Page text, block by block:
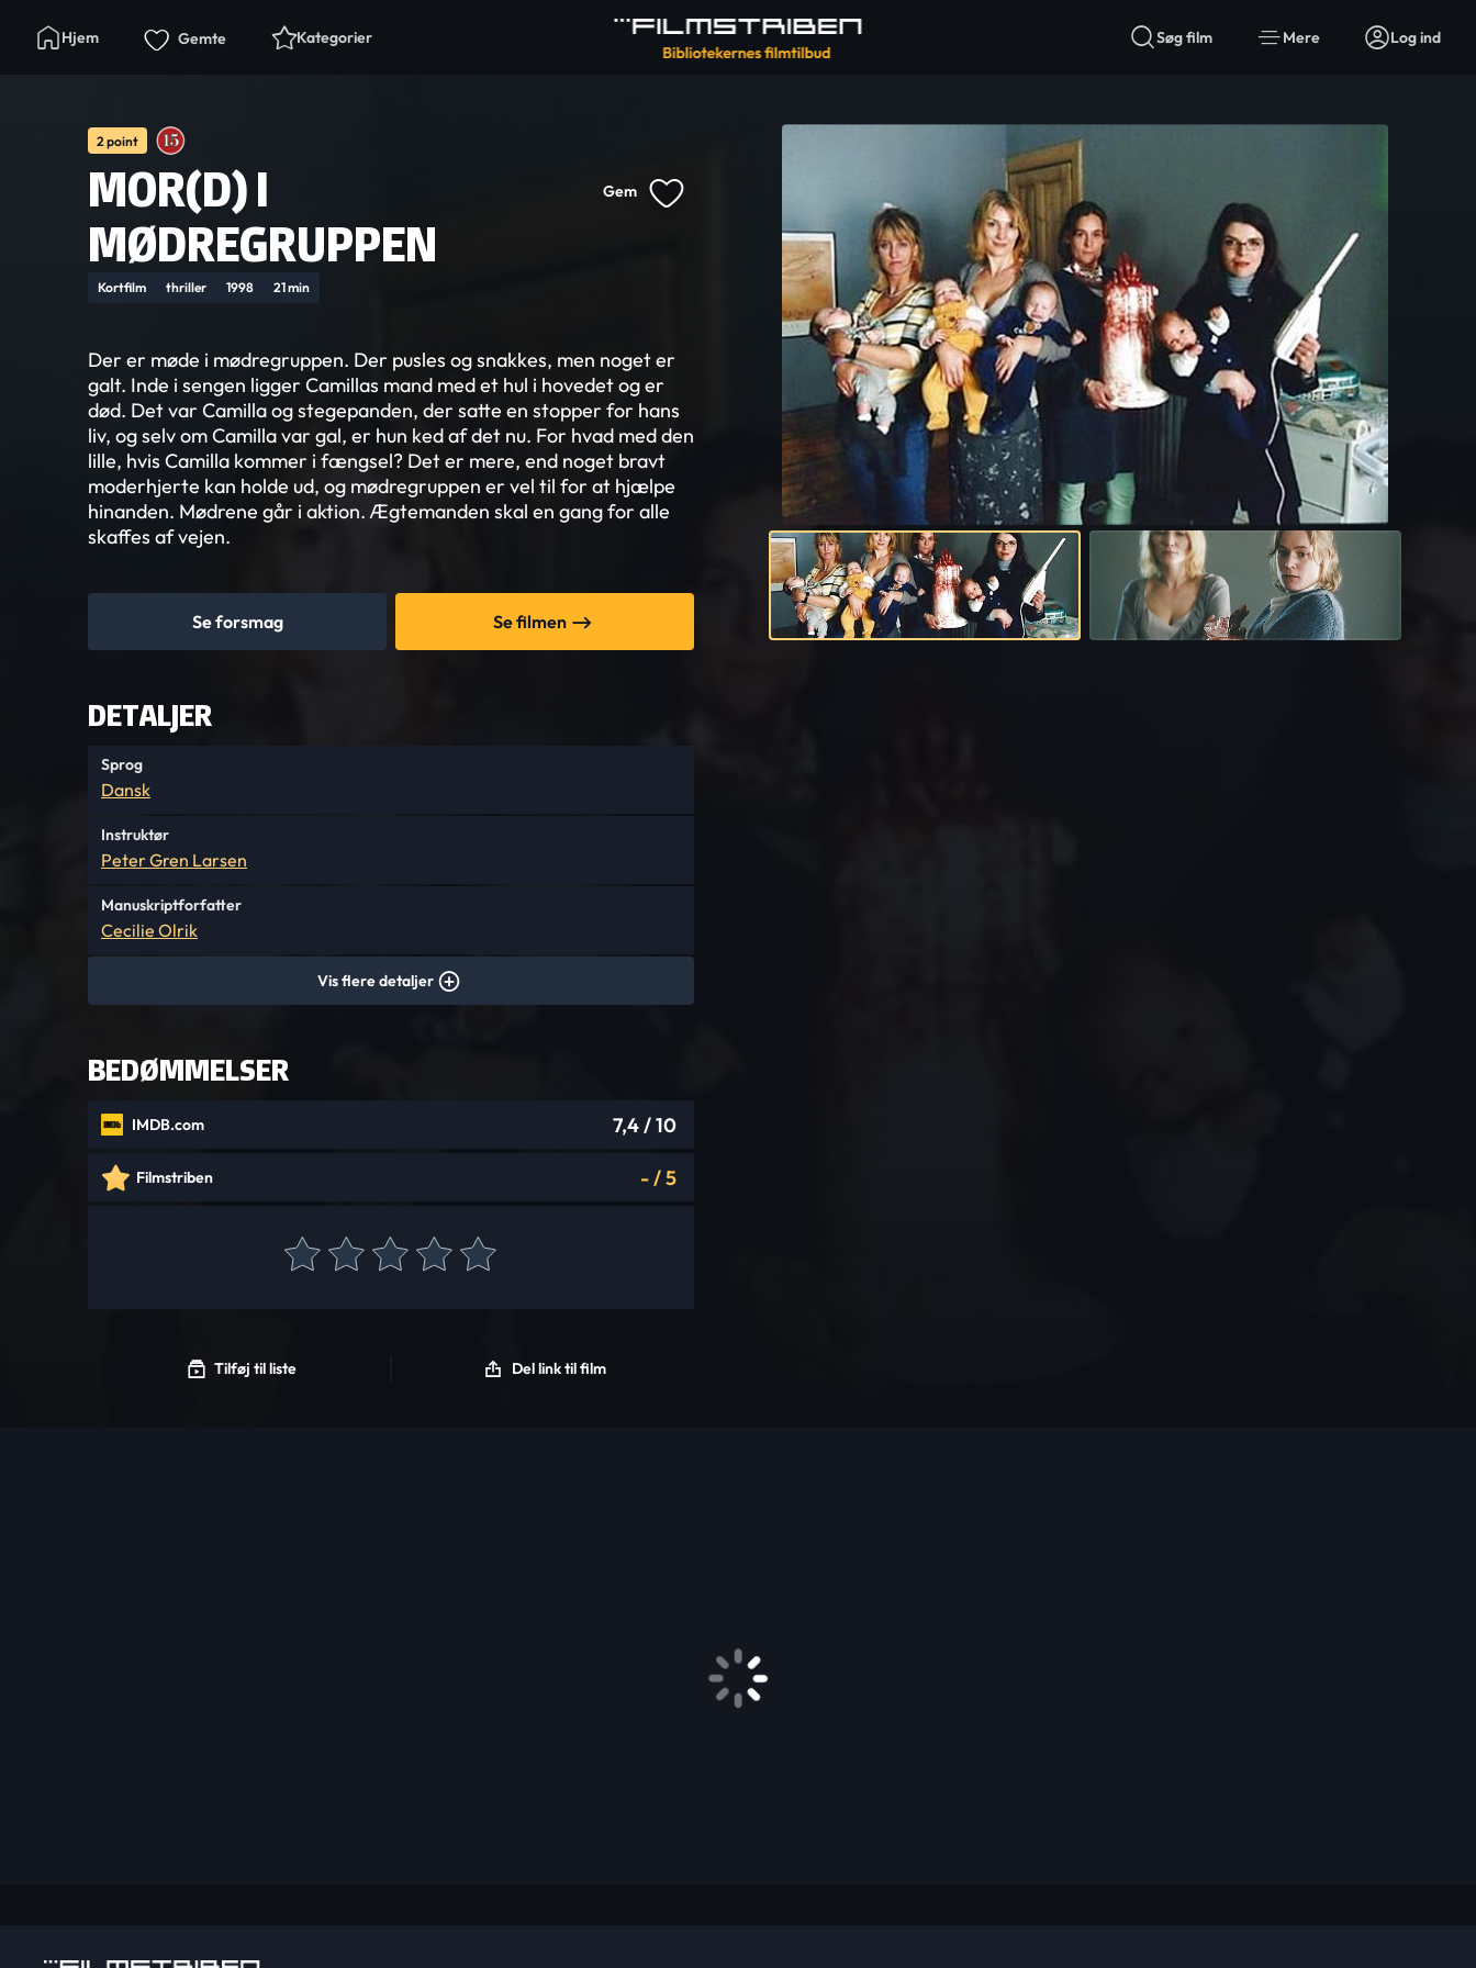
Hjem Gemte Kategorier Søg film Mere Log ind
2 point
MOR(D) I
MØDREGRUPPEN
Gem
Kortfilm thriller 1998 21 min
Der er møde i mødregruppen. Der pusles og snakkes, men noget er
galt. Inde i sengen ligger Camillas mand med et hul i hovedet og er
død. Det var Camilla og stegepanden, der satte en stopper for hans
liv, og selv om Camilla var gal, er hun ked af det nu. For hvad med den
lille, hvis Camilla kommer i fængsel? Det er mere, end noget bravt
moderhjerte kan holde ud, og mødregruppen er vel til for at hjælpe
hinanden. Mødrene går i aktion. Ægtemanden skal en gang for alle
skaffes af vejen.
Se forsmag Se filmen
DETALJER
Sprog
Dansk
Instruktør
Peter Gren Larsen
Manuskriptforfatter
Cecilie Olrik
Vis flere detaljer
BEDØMMELSER
IMDB.com 7,4/ 10
Filmstriben -/5
Tilføj til liste Del link til film